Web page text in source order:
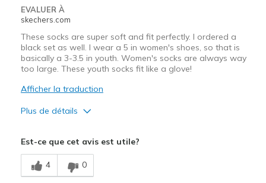
EVALUER À
skechers.com
These socks are super soft and fit perfectly. I ordered a
black set as well. I wear a 5 in women's shoes, so that is
basically a 3-3.5 in youth. Women's socks are always way
too large. These youth socks fit like a glove!
Afficher la traduction
Plus de détails
Comfortable
Est-ce que cet avis est utile?
4 0